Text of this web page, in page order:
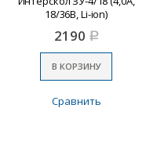
18/36В, Li-ion)
2190 Р
В КОРЗИНУ
Сравнить